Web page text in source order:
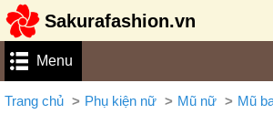
Sakurafashion.vn
Menu
Trang chủ Phụ kiện nữ Mũ nữ Mũ